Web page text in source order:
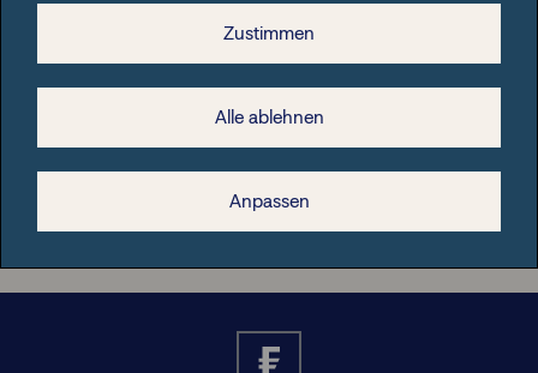
Rechtliche Hinweise
Nützliche Informationen
Zustimmen
Alle ablehnen
Anpassen